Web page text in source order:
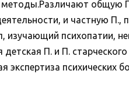
методы.Различают
и частную
психопатии,
П. и П.
психических